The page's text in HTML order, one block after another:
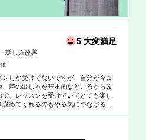
5 大変満足
話し方改善
しか受けてないですが、自分が今ま
声の出し方を基本的なところから改
、レッスンを受けていてとても楽し
めてくれるのもやる気につながるの